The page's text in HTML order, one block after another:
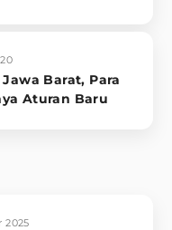
Barat, Para
Aturan Baru
2025